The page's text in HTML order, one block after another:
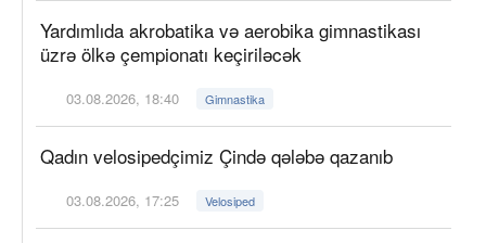
Yardımlıda akrobatika və aerobika gimnastikası
üzrə ölkə çempionatı keçiriləcək
03.08.2026, 18:40 Gimnastika
Qadın velosipedçimiz Çində qələbə qazanıb
03.08.2026, 17:25 Velosiped